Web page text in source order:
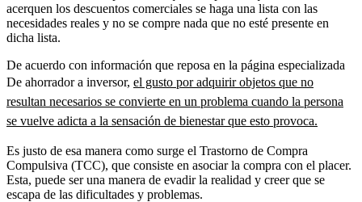
acerquen los descuentos comerciales se haga una lista con las
necesidades reales y no se compre nada que no esté presente en
dicha lista.
De acuerdo con información que reposa en la página especializada
De ahorrador a inversor, el gusto por adquirir objetos que no
resultan necesarios se convierte en un problema cuando la persona
se vuelve adicta a la sensación de bienestar que esto provoca.
Es justo de esa manera como surge el Trastorno de Compra
Compulsiva (TCC), que consiste en asociar la compra con el placer.
Esta, puede ser una manera de evadir la realidad y creer que se
escapa de las dificultades y problemas.